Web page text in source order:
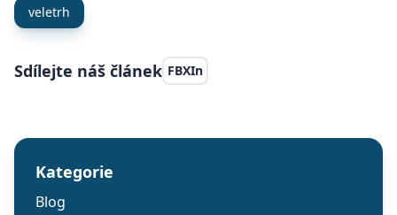
veletrh
Sdílejte náš článek FBXIn
Kategorie
Blog